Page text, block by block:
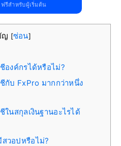
รีสำหรับผู้เริ่มต้น
ญ [ซ่อน]
องค์กรได้หรือไม่?
กับ FxPro มากกว่าหนึ่ง
นสกุลเงินฐานอะไรได้
วอปหรือไม่?